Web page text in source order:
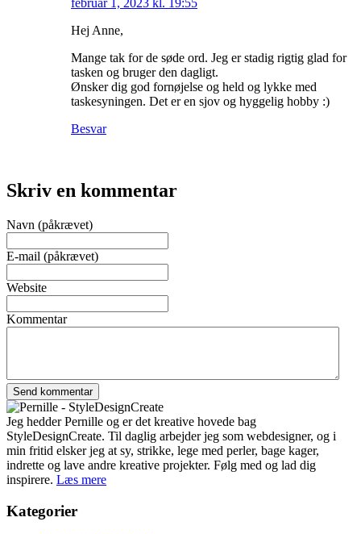
februar 1, 2023 kl. 19:55
Hej Anne,
Mange tak for de søde ord. Jeg er stadig rigtig glad for
tasken og bruger den dagligt.
Ønsker dig god fornøjelse og held og lykke med
taskesyningen. Det er en sjov og hyggelig hobby :)
Besvar
Skriv en kommentar
Navn (påkrævet)
E-mail (påkrævet)
Website
Kommentar
Jeg hedder Pernille og er det kreative hovede bag
StyleDesignCreate. Til daglig arbejder jeg som webdesigner, og i
min fritid elsker jeg at sy, strikke, lege med perler, bage kager,
indrette og lave andre kreative projekter. Følg med og lad dig
inspirere. Læs mere
Kategorier